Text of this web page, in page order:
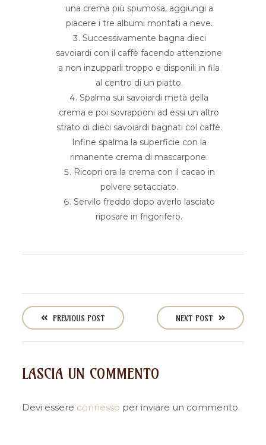
una crema più spumosa, aggiungi a
piacere i tre albumi montati a neve.
Successivamente bagna dieci
savoiardi con il caffè facendo attenzione
a non inzupparli troppo e disponili in fila
al centro di un piatto.
Spalma sui savoiardi metà della
crema e poi sovrapponi ad essi un altro
strato di dieci savoiardi bagnati col caffè.
Infine spalma la superficie con la
rimanente crema di mascarpone.
Ricopri ora la crema con il cacao in
polvere setacciato.
Servilo freddo dopo averlo lasciato
riposare in frigorifero.
o
s
t
a
i
PREVIOUS POST NEXT POST
LASCIA UN COMMENTO
Devi essere connesso per inviare un commento.